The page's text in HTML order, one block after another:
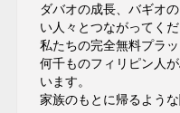
ダバオの成長、バギオ
い人々とつながってくだ
私たちの完全無料プラ
何千ものフィリピン人
います。
家族のもとに帰るよう